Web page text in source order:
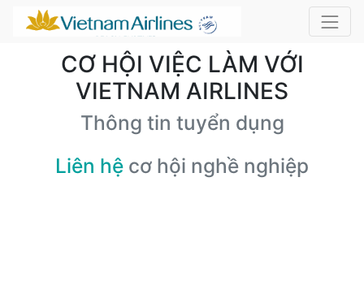
CƠ HỘI VIỆC LÀM VỚI
VIETNAM AIRLINES
Thông tin tuyển dụng
Liên hệ cơ hội nghề nghiệp